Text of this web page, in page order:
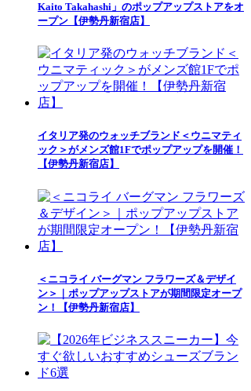
Kaito Takahashi」のポップアップストアをオ
ープン【伊勢丹新宿店】
イタリア発のウォッチブランド＜ウニマティ
ック＞がメンズ館1Fでポップアップを開催！
【伊勢丹新宿店】
＜ニコライ バーグマン フラワーズ＆デザイ
ン＞｜ポップアップストアが期間限定オープ
ン！【伊勢丹新宿店】